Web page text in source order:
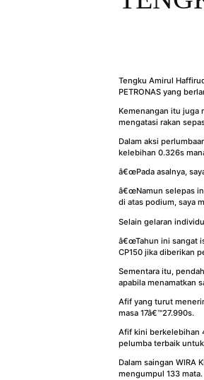
Tengku Amirul
PETRONAS yang
Kemenangan itu juga
mengatasi rakan
Dalam aksi
kelebihan 0.326s
â€œPada asalnya,
â€œNamun selepas
di atas podium, saya
Selain gelaran
â€œTahun ini sangat
CP150 jika diberikan
Sementara itu,
apabila menamatkan
Afif yang turut
masa 17â€™27.990s.
Afif kini berkelebihan
pelumba terbaik
Dalam saingan WIRA
mengumpul 133 mata.